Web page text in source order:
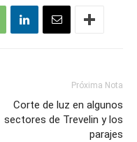
Próxima Nota
Corte de luz en algunos
sectores de Trevelin y los
parajes